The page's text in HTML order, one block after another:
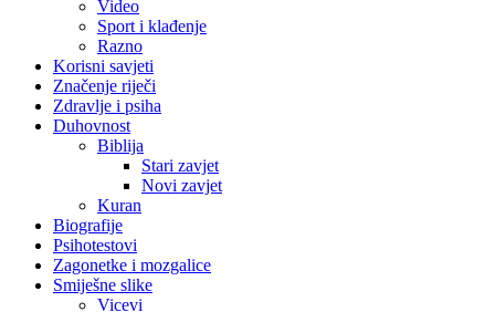
Video
Sport i klađenje
Razno
Korisni savjeti
Značenje riječi
Zdravlje i psiha
Duhovnost
Biblija
Stari zavjet
Novi zavjet
Kuran
Biografije
Psihotestovi
Zagonetke i mozgalice
Smiješne slike
Vicevi